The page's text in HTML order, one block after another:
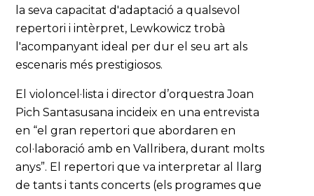
la seva capacitat d'adaptació a qualsevol
repertori i intèrpret, Lewkowicz trobà
l'acompanyant ideal per dur el seu art als
escenaris més prestigiosos.
El violoncel·lista i director d’orquestra Joan
Pich Santasusana incideix en una entrevista
en “el gran repertori que abordaren en
col·laboració amb en Vallribera, durant molts
anys”. El repertori que va interpretar al llarg
de tants i tants concerts (els programes que